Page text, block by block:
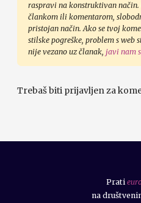
raspravi na konstruktivan način.
člankom ili komentarom,
pristojan način. Ako se tvoj
stilske pogreške, problem s web
nije vezano uz članak, javi nam
Trebaš biti prijavljen za
Prati
na